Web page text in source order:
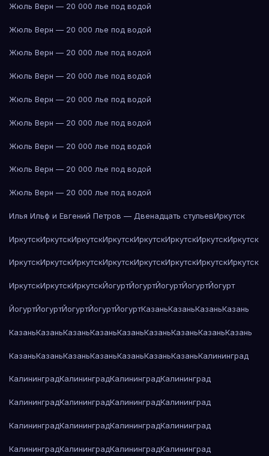
Жюль Верн — 20 000 лье под водой
Жюль Верн — 20 000 лье под водой
Жюль Верн — 20 000 лье под водой
Жюль Верн — 20 000 лье под водой
Жюль Верн — 20 000 лье под водой
Жюль Верн — 20 000 лье под водой
Жюль Верн — 20 000 лье под водой
Жюль Верн — 20 000 лье под водой
Жюль Верн — 20 000 лье под водой
Илья Ильф и Евгений Петров — Двенадцать стульевИркутск
ИркутскИркутскИркутскИркутскИркутскИркутскИркутскИркутск
ИркутскИркутскИркутскИркутскИркутскИркутскИркутскИркутск
ИркутскИркутскИркутскЙогуртЙогуртЙогуртЙогуртЙогурт
ЙогуртЙогуртЙогуртЙогуртЙогуртКазаньКазаньКазаньКазань
КазаньКазаньКазаньКазаньКазаньКазаньКазаньКазаньКазань
КазаньКазаньКазаньКазаньКазаньКазаньКазаньКалининград
КалининградКалининградКалининградКалининград
КалининградКалининградКалининградКалининград
КалининградКалининградКалининградКалининград
КалининградКалининградКалининградКалининград